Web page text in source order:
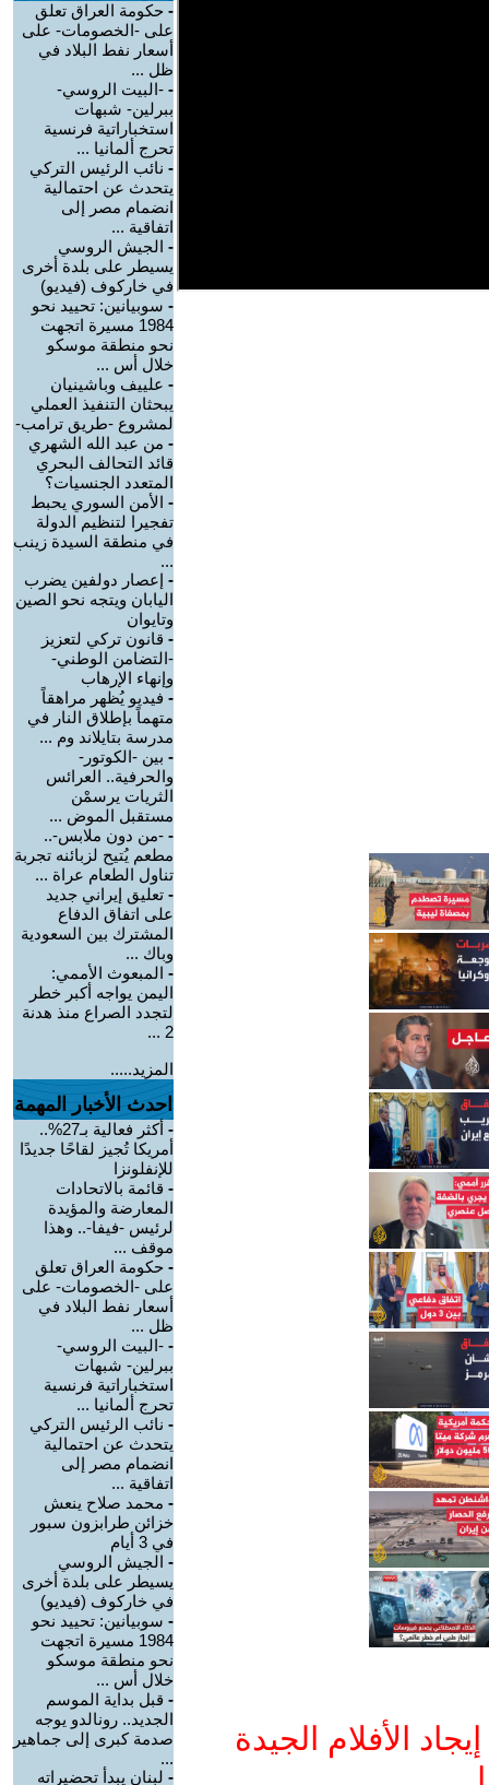
الأفلام الجيدة
- حكومة العراق تعلق
على -الخصومات- على
أسعار نفط البلاد في
ظل ...
- -البيت الروسي-
ببرلين- شبهات
استخباراتية فرنسية
تحرج ألمانيا ...
- نائب الرئيس التركي
يتحدث عن احتمالية
انضمام مصر إلى
اتفاقية ...
- الجيش الروسي
يسيطر على بلدة أخرى
في خاركوف (فيديو)
- سوبيانين: تحييد نحو
1984 مسيرة اتجهت
نحو منطقة موسكو
خلال أس ...
- علييف وباشينيان
يبحثان التنفيذ العملي
لمشروع -طريق ترامب-
- من عبد الله الشهري
قائد التحالف البحري
المتعدد الجنسيات؟
- الأمن السوري يحبط
تفجيرا لتنظيم الدولة
في منطقة السيدة زينب
...
- إعصار دولفين يضرب
اليابان ويتجه نحو الصين
وتايوان
- قانون تركي لتعزيز
-التضامن الوطني-
وإنهاء الإرهاب
- فيديو يُظهر مراهقاً
متهماً بإطلاق النار في
مدرسة بتايلاند وم ...
- بين -الكوتور-
والحرفية.. العرائس
الثريات يرسمْن
مستقبل الموض ...
- -من دون ملابس-..
مطعم يُتيح لزبائنه تجربة
تناول الطعام عراة ...
- تعليق إيراني جديد
على اتفاق الدفاع
المشترك بين السعودية
وباك ...
- المبعوث الأممي:
اليمن يواجه أكبر خطر
لتجدد الصراع منذ هدنة
2 ...
المزيد.....
احدث الأخبار المهمة
-
أكثر فعالية بـ27%..
أمريكا تُجيز لقاحًا جديدًا
للإنفلونزا
- قائمة بالاتحادات
المعارضة والمؤيدة
لرئيس -فيفا-.. وهذا
موقف ...
- حكومة العراق تعلق
على -الخصومات- على
أسعار نفط البلاد في
ظل ...
- -البيت الروسي-
ببرلين- شبهات
استخباراتية فرنسية
تحرج ألمانيا ...
- نائب الرئيس التركي
يتحدث عن احتمالية
انضمام مصر إلى
اتفاقية ...
- محمد صلاح ينعش
خزائن طرابزون سبور
في 3 أيام
- الجيش الروسي
يسيطر على بلدة أخرى
في خاركوف (فيديو)
- سوبيانين: تحييد نحو
1984 مسيرة اتجهت
نحو منطقة موسكو
خلال أس ...
- قبل بداية الموسم
الجديد.. رونالدو يوجه
صدمة كبرى إلى جماهير
...
- لبنان يبدأ تحضيراته